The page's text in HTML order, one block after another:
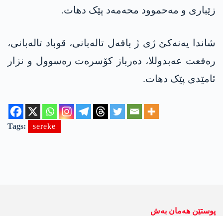
زێباری و مەحموود محەمەد پێک دهات.
شاندا یه‌نه‌كێ ژی ژ بافەل تالەبانی، قوباد تالەبانی،
رەفعت عه‌بدوللا، دەرباز کۆسرەت رەسوول و نزار
ئامێدی پێک دهات.
Tags: sereke
پوستێن ھەمان بەش